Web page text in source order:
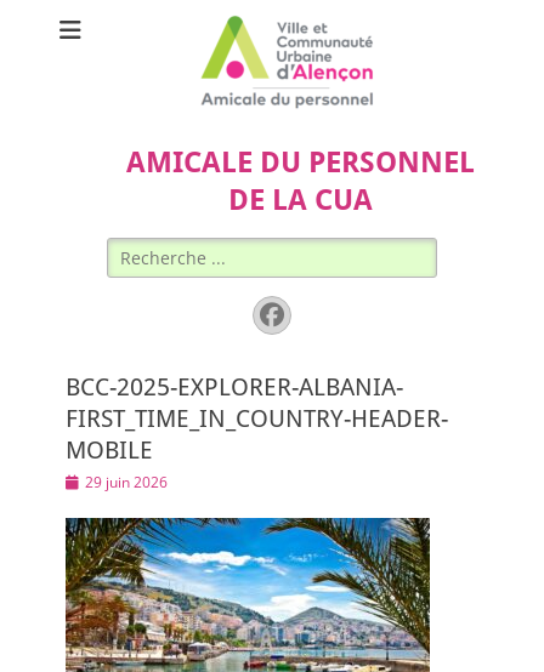
AMICALE DU PERSONNEL
DE LA CUA
Rechercher :
Facebook
BCC-2025-EXPLORER-ALBANIA-
FIRST_TIME_IN_COUNTRY-HEADER-
MOBILE
Posted29 juin 2026